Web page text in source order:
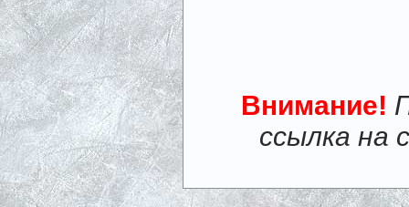
Внимание!
ссылка на